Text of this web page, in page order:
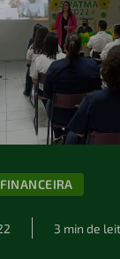
3 min de